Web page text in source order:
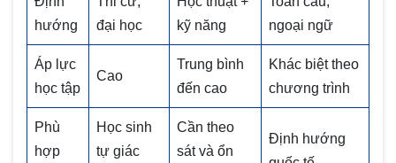
hướng
đại học
kỹ năng
ngoại ngữ
Áp lực
học tập
Cao
Trung bình
đến cao
Khác biệt theo
chương trình
Phù
hợp
Học sinh
tự giác
Cần theo
sát và ổn
Định hướng